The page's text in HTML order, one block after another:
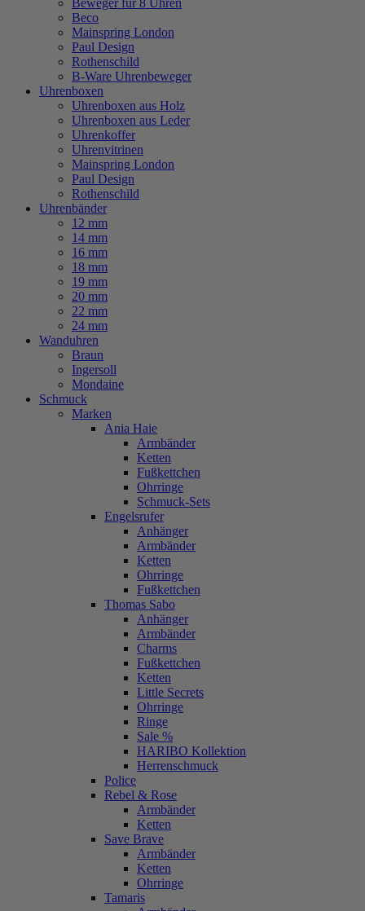
Beweger für 8 Uhren
Beco
Mainspring London
Paul Design
Rothenschild
B-Ware Uhrenbeweger
Uhrenboxen
Uhrenboxen aus Holz
Uhrenboxen aus Leder
Uhrenkoffer
Uhrenvitrinen
Mainspring London
Paul Design
Rothenschild
Uhrenbänder
12 mm
14 mm
16 mm
18 mm
19 mm
20 mm
22 mm
24 mm
Wanduhren
Braun
Ingersoll
Mondaine
Schmuck
Marken
Ania Haie
Armbänder
Ketten
Fußkettchen
Ohrringe
Schmuck-Sets
Engelsrufer
Anhänger
Armbänder
Ketten
Ohrringe
Fußkettchen
Thomas Sabo
Anhänger
Armbänder
Charms
Fußkettchen
Ketten
Little Secrets
Ohrringe
Ringe
Sale %
HARIBO Kollektion
Herrenschmuck
Police
Rebel & Rose
Armbänder
Ketten
Save Brave
Armbänder
Ketten
Ohrringe
Tamaris